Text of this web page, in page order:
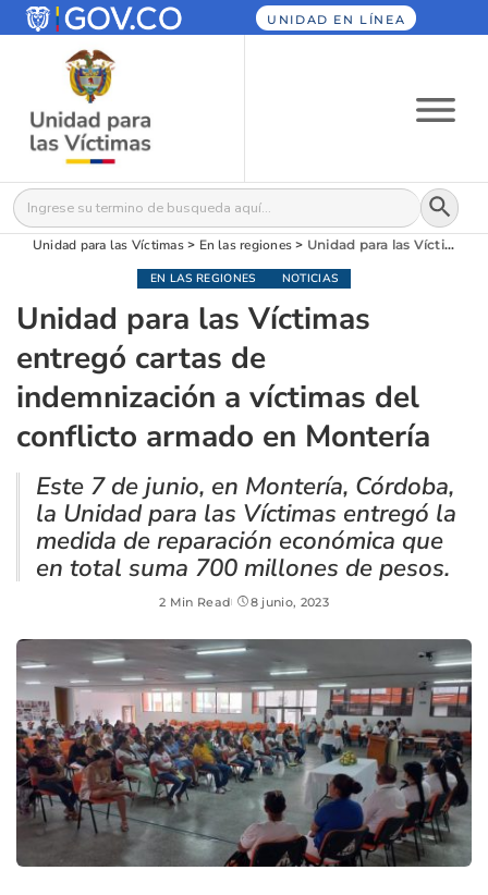
UNIDAD EN LÍNEA
Buscar: Botón
Unidad para las Víctimas> En las regiones > Unidad para las Víctimas entregó cartas de indemnización a víctimas del conflicto armado en Montería
EN LAS REGIONES NOTICIAS
Unidad para las Víctimas
entregó cartas de
indemnización a víctimas del
conflicto armado en Montería
Este 7 de junio, en Montería, Córdoba,
la Unidad para las Víctimas entregó la
medida de reparación económica que
en total suma 700 millones de pesos.
2 Min Read 8 junio, 2023